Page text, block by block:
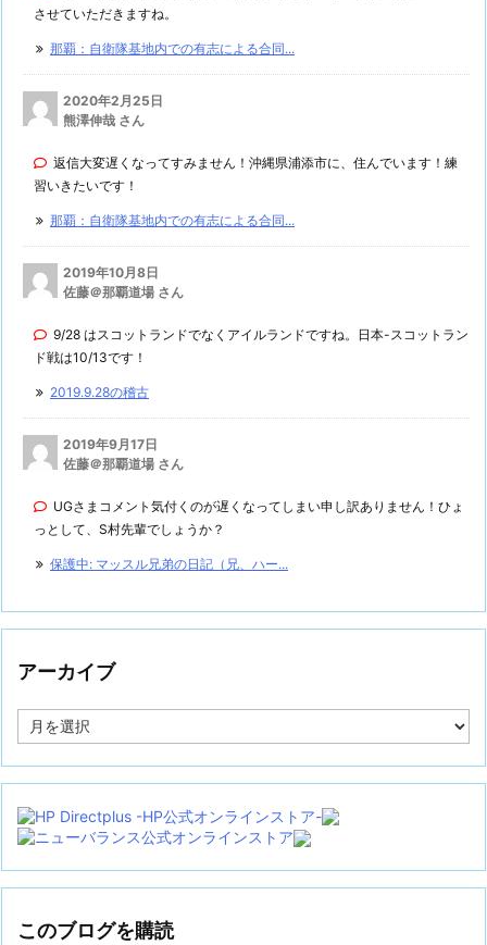
させていただきますね。
那覇：自衛隊基地内での有志による合同...
2020年2月25日
熊澤伸哉 さん
返信大変遅くなってすみません！沖縄県浦添市に、住んでいます！練
習いきたいです！
那覇：自衛隊基地内での有志による合同...
2019年10月8日
佐藤＠那覇道場 さん
9/28 はスコットランドでなくアイルランドですね。日本-スコットラン
ド戦は10/13です！
2019.9.28の稽古
2019年9月17日
佐藤＠那覇道場 さん
UGさまコメント気付くのが遅くなってしまい申し訳ありません！ひょ
っとして、S村先輩でしょうか？
保護中: マッスル兄弟の日記（兄、ハー...
アーカイブ
ー
イ
このブログを購読